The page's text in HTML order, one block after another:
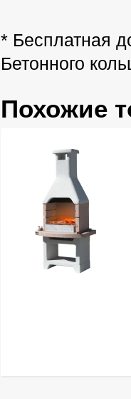
* Бесплатная
Бетонного
Похожие